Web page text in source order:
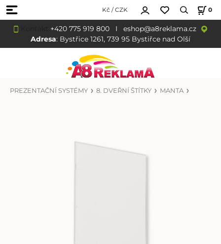
Kč / CZK 0
+420 775 919 800I
eshop@a8reklama.cz
Adresa: Bystřice 1261, 739 95 Bystiřce nad Olší
PREZENTAČNÍ SYSTÉMY 8. DVEŘNÍ ŠTÍTKY MANTA